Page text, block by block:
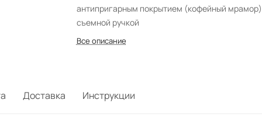
антипригарным покрытием (кофейный
съемной ручкой
Все описание
Доставка Инструкции